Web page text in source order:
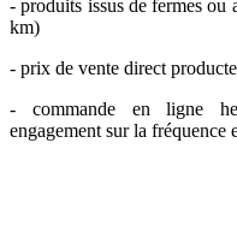
- produits issus de fermes ou
km)
- prix de vente direct
- commande en ligne
engagement sur la fréquence